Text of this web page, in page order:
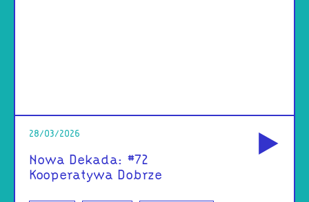
28/03/2026
Nowa Dekada: #72
Kooperatywa Dobrze